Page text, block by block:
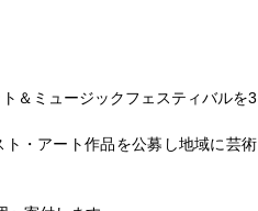
＆ミュージックフェスティバルを3
・アート作品を公募し地域に芸術